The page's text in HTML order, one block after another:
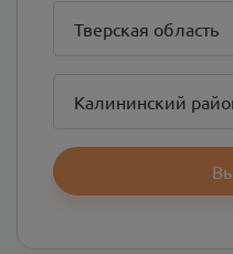
Тверская область
Калининский